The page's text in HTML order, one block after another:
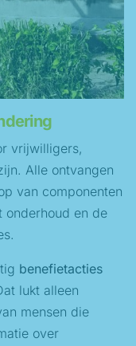
vrijwilligers,
Alle ontvangen
van componenten
onderhoud en de
benefietacties
lukt alleen
mensen die
over